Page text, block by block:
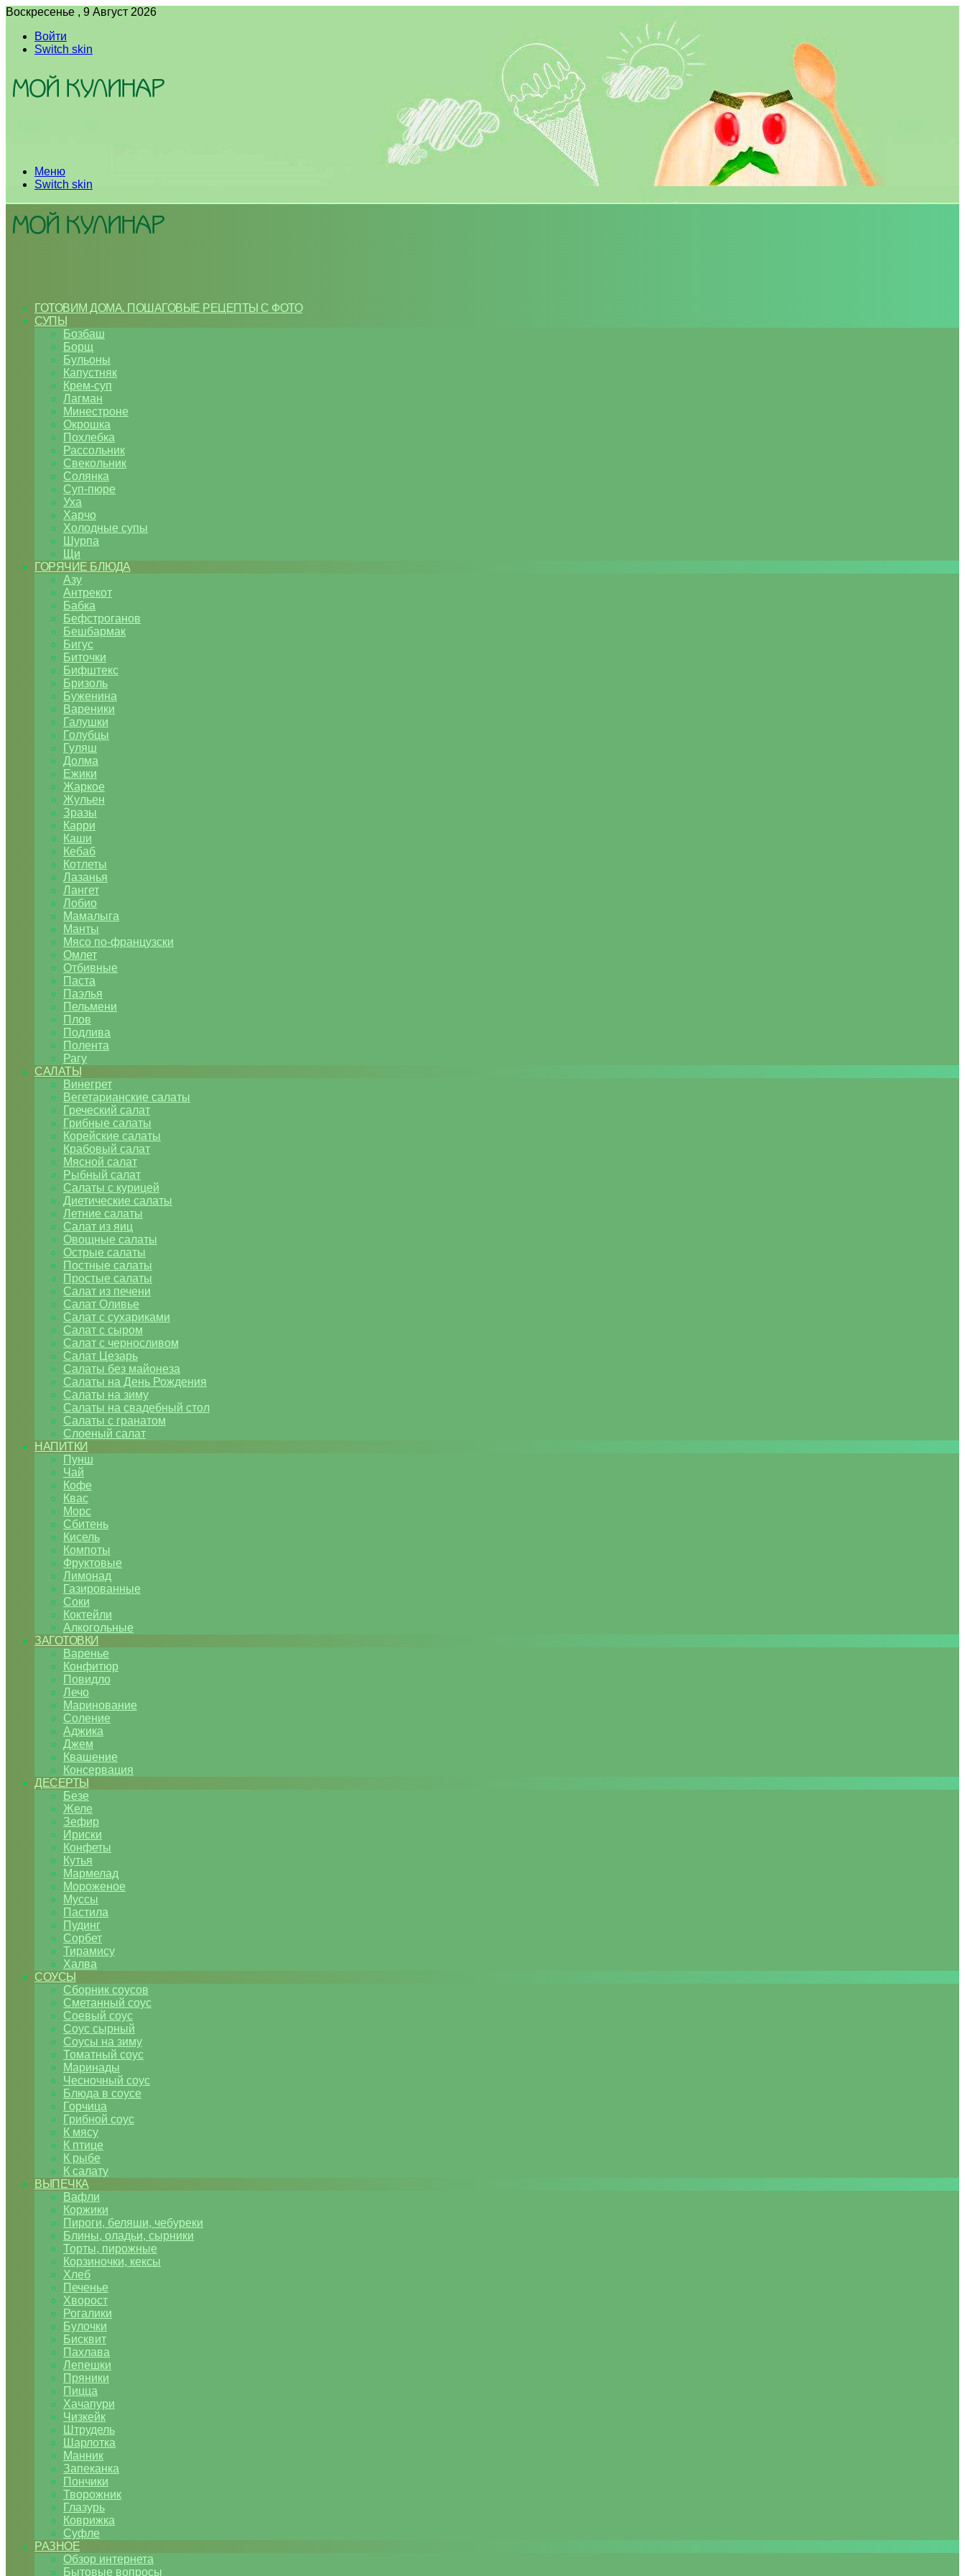
Воскресенье , 9 Август 2026
Войти
Switch skin
Меню
Switch skin
ГОТОВИМ ДОМА. ПОШАГОВЫЕ РЕЦЕПТЫ С ФОТО
СУПЫ
Бозбаш
Борщ
Бульоны
Капустняк
Крем-суп
Лагман
Минестроне
Окрошка
Похлебка
Рассольник
Свекольник
Солянка
Суп-пюре
Уха
Харчо
Холодные супы
Шурпа
Щи
ГОРЯЧИЕ БЛЮДА
Азу
Антрекот
Бабка
Бефстроганов
Бешбармак
Бигус
Биточки
Бифштекс
Бризоль
Буженина
Вареники
Галушки
Голубцы
Гуляш
Долма
Ежики
Жаркое
Жульен
Зразы
Карри
Каши
Кебаб
Котлеты
Лазанья
Лангет
Лобио
Мамалыга
Манты
Мясо по-французски
Омлет
Отбивные
Паста
Паэлья
Пельмени
Плов
Подлива
Полента
Рагу
САЛАТЫ
Винегрет
Вегетарианские салаты
Греческий салат
Грибные салаты
Корейские салаты
Крабовый салат
Мясной салат
Рыбный салат
Салаты с курицей
Диетические салаты
Летние салаты
Салат из яиц
Овощные салаты
Острые салаты
Постные салаты
Простые салаты
Салат из печени
Салат Оливье
Салат с сухариками
Салат с сыром
Салат с черносливом
Салат Цезарь
Салаты без майонеза
Салаты на День Рождения
Салаты на зиму
Салаты на свадебный стол
Салаты с гранатом
Слоеный салат
НАПИТКИ
Пунш
Чай
Кофе
Квас
Морс
Сбитень
Кисель
Компоты
Фруктовые
Лимонад
Газированные
Соки
Коктейли
Алкогольные
ЗАГОТОВКИ
Варенье
Конфитюр
Повидло
Лечо
Маринование
Соление
Аджика
Джем
Квашение
Консервация
ДЕСЕРТЫ
Безе
Желе
Зефир
Ириски
Конфеты
Кутья
Мармелад
Мороженое
Муссы
Пастила
Пудинг
Сорбет
Тирамису
Халва
СОУСЫ
Сборник соусов
Сметанный соус
Соевый соус
Соус сырный
Соусы на зиму
Томатный соус
Маринады
Чесночный соус
Блюда в соусе
Горчица
Грибной соус
К мясу
К птице
К рыбе
К салату
ВЫПЕЧКА
Вафли
Коржики
Пироги, беляши, чебуреки
Блины, оладьи, сырники
Торты, пирожные
Корзиночки, кексы
Хлеб
Печенье
Хворост
Рогалики
Булочки
Бисквит
Пахлава
Лепешки
Пряники
Пицца
Хачапури
Чизкейк
Штрудель
Шарлотка
Манник
Запеканка
Пончики
Творожник
Глазурь
Коврижка
Суфле
РАЗНОЕ
Обзор интернета
Бытовые вопросы